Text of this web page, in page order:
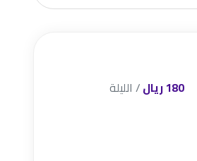
180 ريال / الليلة